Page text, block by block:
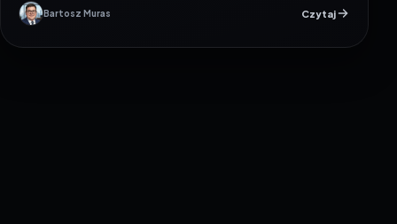
Bartosz Muras Czytaj